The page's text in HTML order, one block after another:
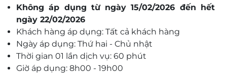
Không áp dụng từ ngày 15/02/2026 đến hết
ngày 22/02/2026
Khách hàng áp dụng: Tất cả khách hàng
Ngày áp dụng: Thứ hai - Chủ nhật
Thời gian 01 lần dịch vụ: 60 phút
Giờ áp dụng: 8h00 - 19h00